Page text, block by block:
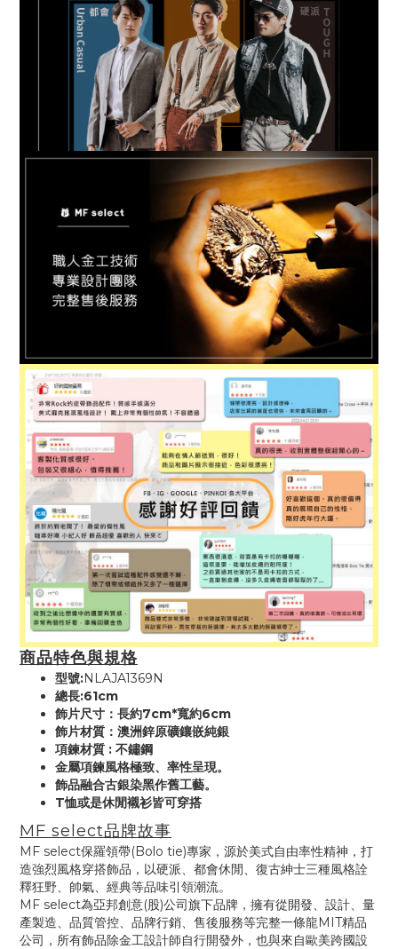
商品特色與規格
型號:NLAJA1369N
總長:61cm
飾片尺寸：長約7cm*寬約6cm
飾片材質：澳洲鋅原礦鑲嵌純銀
項鍊材質 : 不鏽鋼
金屬項鍊風格極致、率性呈現。
飾品融合古銀染黑作舊工藝。
T恤或是休閒襯衫皆可穿搭
MF select品牌故事
MF select保羅領帶(Bolo tie)專家，源於美式自由率性精神，打
造強烈風格穿搭飾品，以硬派、都會休閒、復古紳士三種風格詮
釋狂野、帥氣、經典等品味引領潮流。
MF select為亞邦創意(股)公司旗下品牌，擁有從開發、設計、量
產製造、品質管控、品牌行銷、售後服務等完整一條龍MIT精品
公司，所有飾品除金工設計師自行開發外，也與來自歐美跨國設